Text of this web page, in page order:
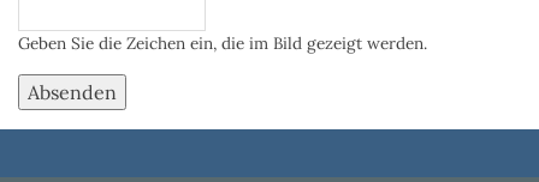
Geben Sie die Zeichen ein, die im Bild gezeigt werden.